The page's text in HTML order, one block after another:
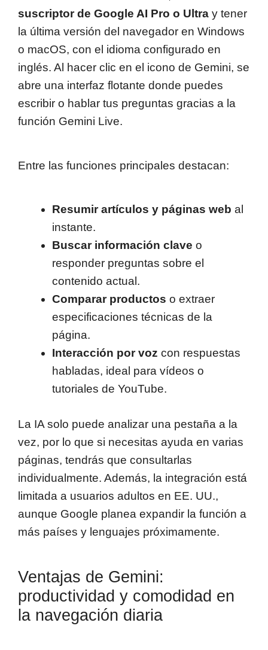
suscriptor de Google AI Pro o Ultra y tener
la última versión del navegador en Windows
o macOS, con el idioma configurado en
inglés. Al hacer clic en el icono de Gemini, se
abre una interfaz flotante donde puedes
escribir o hablar tus preguntas gracias a la
función Gemini Live.
Entre las funciones principales destacan:
Resumir artículos y páginas web al
instante.
Buscar información clave o
responder preguntas sobre el
contenido actual.
Comparar productos o extraer
especificaciones técnicas de la
página.
Interacción por voz con respuestas
habladas, ideal para vídeos o
tutoriales de YouTube.
La IA solo puede analizar una pestaña a la
vez, por lo que si necesitas ayuda en varias
páginas, tendrás que consultarlas
individualmente. Además, la integración está
limitada a usuarios adultos en EE. UU.,
aunque Google planea expandir la función a
más países y lenguajes próximamente.
Ventajas de Gemini:
productividad y comodidad en
la navegación diaria